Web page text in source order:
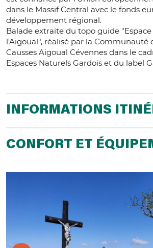
dans le Massif Central avec le fonds
développement régional.
Balade extraite du topo guide "Espace
l'Aigoual", réalisé par la Communauté
Causses Aigoual Cévennes dans le
Espaces Naturels Gardois et du label
INFORMATIONS
CONFORT ET